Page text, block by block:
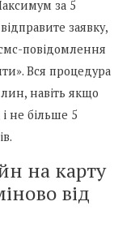
за 5
заявку,
повідомлення
Вся процедура
навіть якщо
не більше 5
на карту
від